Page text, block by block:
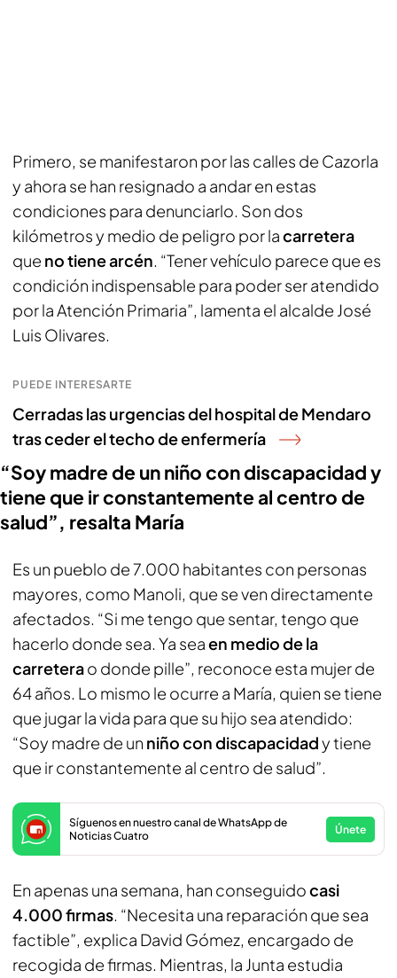
Primero, se manifestaron por las calles de Cazorla
y ahora se han resignado a andar en estas
condiciones para denunciarlo. Son dos
kilómetros y medio de peligro por lacarretera
que no tiene arcén. “Tener vehículo parece que es
condición indispensable para poder ser atendido
por la Atención Primaria”, lamenta el alcalde José
Luis Olivares.
PUEDE INTERESARTE
Cerradas las urgencias del hospital de Mendaro
tras ceder el techo de enfermería
“Soy madre de un niño con discapacidad y
tiene que ir constantemente al centro de
salud”, resalta María
Es un pueblo de 7.000 habitantes con personas
mayores, como Manoli, que se ven directamente
afectados. “Si me tengo que sentar, tengo que
hacerlo donde sea. Ya seaen medio de la
carreterao donde pille”, reconoce esta mujer de
64 años. Lo mismo le ocurre a María, quien se tiene
que jugar la vida para que su hijo sea atendido:
“Soy madre de un niño con discapacidady tiene
que ir constantemente al centro de salud”.
Síguenos en nuestro canal de WhatsApp de
Noticias Cuatro
Únete
En apenas una semana, han conseguidocasi
4.000 firmas. “Necesita una reparación que sea
factible”, explica David Gómez, encargado de
recogida de firmas. Mientras, la Junta estudia